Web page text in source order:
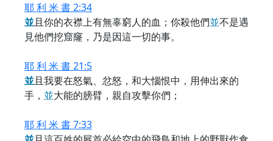
耶 利 米 書 2:34
並且你的衣襟上有無辜窮人的血；你殺他們並不是遇
見他們挖窟窿，乃是因這一切的事。
耶 利 米 書 21:5
並且我要在怒氣、忿怒，和大惱恨中，用伸出來的
手， 並大能的膀臂，親自攻擊你們；
耶 利 米 書 7:33